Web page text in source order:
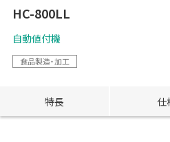
HC-800LL
自動値付機
食品製造・加工
特長 仕